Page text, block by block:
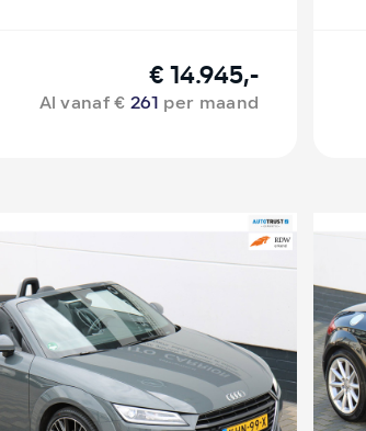
€ 14.945,-
Al vanaf €261 per maand